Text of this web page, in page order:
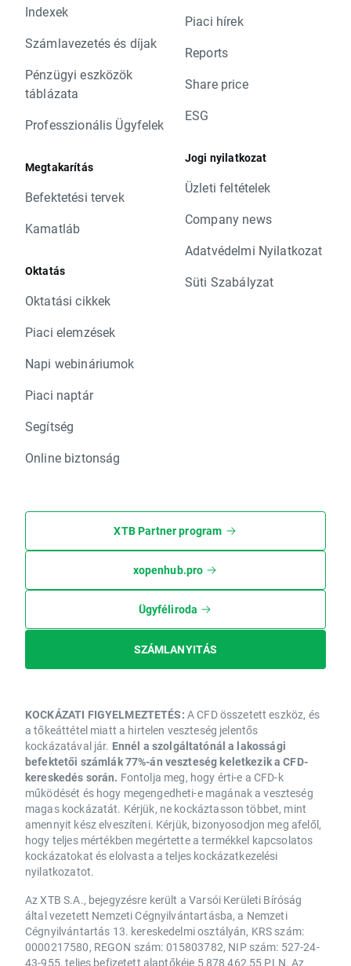
Indexek
Számlavezetés és díjak
Pénzügyi eszközök
táblázata
Professzionális Ügyfelek
Megtakarítás
Befektetési tervek
Kamatláb
Oktatás
Oktatási cikkek
Piaci elemzések
Napi webináriumok
Piaci naptár
Segítség
Online biztonság
Piaci hírek
Reports
Share price
ESG
Jogi nyilatkozat
Üzleti feltételek
Company news
Adatvédelmi Nyilatkozat
Süti Szabályzat
XTB Partner program
xopenhub.pro
Ügyféliroda
SZÁMLANYITÁS
KOCKÁZATI FIGYELMEZTETÉS: A CFD összetett eszköz, és
a tőkeáttétel miatt a hirtelen veszteség jelentős
kockázatával jár. Ennél a szolgáltatónál a lakossági
befektetői számlák 77%-án veszteség keletkezik a CFD-
kereskedés során. Fontolja meg, hogy érti-e a CFD-k
működését és hogy megengedheti-e magának a veszteség
magas kockázatát. Kérjük, ne kockáztasson többet, mint
amennyit kész elveszíteni. Kérjük, bizonyosodjon meg afelől,
hogy teljes mértékben megértette a termékkel kapcsolatos
kockázatokat és elolvasta a teljes kockázatkezelési
nyilatkozatot.
Az XTB S.A., bejegyzésre került a Varsói Kerületi Bíróság
által vezetett Nemzeti Cégnyilvántartásba, a Nemzeti
Cégnyilvántartás 13. kereskedelmi osztályán, KRS szám:
0000217580, REGON szám: 015803782, NIP szám: 527-24-
43-955, teljes befizetett alaptőkéje 5 878 462,55 PLN. Az